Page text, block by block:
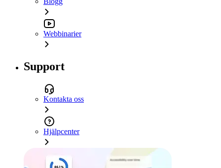
Webbinarier
Support
Kontakta oss
Hjälpcenter